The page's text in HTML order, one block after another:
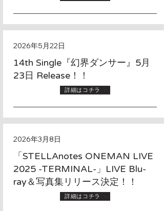
2026年5月22日
14th Single『幻界ダンサー』5月
23日 Release！！
詳細はコチラ
2026年3月8日
「STELLAnotes ONEMAN LIVE
2025 -TERMINAL-」LIVE Blu-
ray＆写真集リリース決定！！
詳細はコチラ